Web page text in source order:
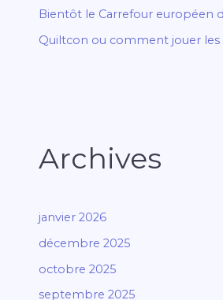
Bientôt le Carrefour européen
Quiltcon ou comment jouer les
Archives
janvier 2026
décembre 2025
octobre 2025
septembre 2025